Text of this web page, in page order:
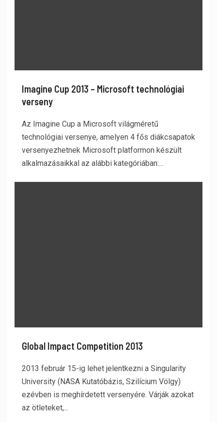
Imagine Cup 2013 – Microsoft technológiai
verseny
Az Imagine Cup a Microsoft világméretű
technológiai versenye, amelyen 4 fős diákcsapatok
versenyezhetnek Microsoft platformon készült
alkalmazásaikkal az alábbi kategóriában:...
Global Impact Competition 2013
2013 február 15-ig lehet jelentkezni a Singularity
University (NASA Kutatóbázis, Szilícium Völgy)
ezévben is meghírdetett versenyére. Várják azokat
az ötleteket,...